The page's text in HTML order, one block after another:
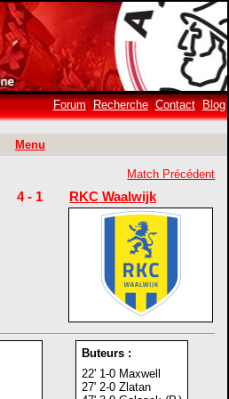
Forum Recherche Contact Blog
Menu
Match Précédent
4 - 1 RKC Waalwijk
Buteurs :
22' 1-0 Maxwell
27' 2-0 Zlatan